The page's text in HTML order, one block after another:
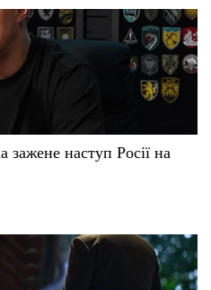
зажене наступ Росії на